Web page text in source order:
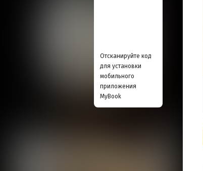
Отсканируйте код
для установки
мобильного
приложения
MyBook